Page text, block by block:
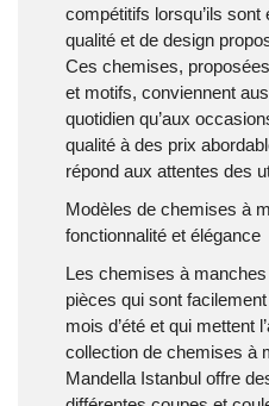
compétitifs lorsqu’ils
qualité et de design
Ces chemises,
et motifs, conviennent
quotidien qu’aux
qualité à des prix
répond aux attentes des
Modèles de chemises à
fonctionnalité et élégance
Les chemises à
pièces qui sont
mois d’été et qui mettent
collection de chemises à
Mandella Istanbul offre